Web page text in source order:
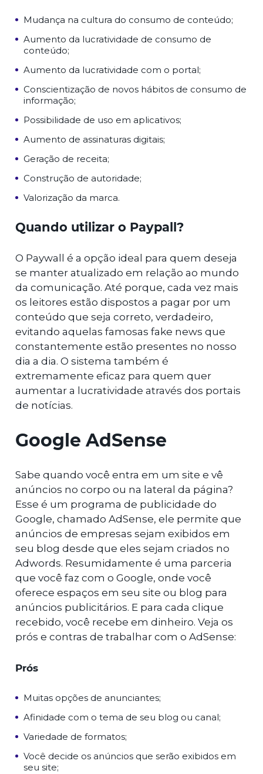
Mudança na cultura do consumo de conteúdo;
Aumento da lucratividade de consumo de
conteúdo;
Aumento da lucratividade com o portal;
Conscientização de novos hábitos de consumo de
informação;
Possibilidade de uso em aplicativos;
Aumento de assinaturas digitais;
Geração de receita;
Construção de autoridade;
Valorização da marca.
Quando utilizar o Paypall?
O Paywall é a opção ideal para quem deseja
se manter atualizado em relação ao mundo
da comunicação. Até porque, cada vez mais
os leitores estão dispostos a pagar por um
conteúdo que seja correto, verdadeiro,
evitando aquelas famosas fake news que
constantemente estão presentes no nosso
dia a dia. O sistema também é
extremamente eficaz para quem quer
aumentar a lucratividade através dos portais
de notícias.
Google AdSense
Sabe quando você entra em um site e vê
anúncios no corpo ou na lateral da página?
Esse é um programa de publicidade do
Google, chamado AdSense, ele permite que
anúncios de empresas sejam exibidos em
seu blog desde que eles sejam criados no
Adwords. Resumidamente é uma parceria
que você faz com o Google, onde você
oferece espaços em seu site ou blog para
anúncios publicitários. E para cada clique
recebido, você recebe em dinheiro. Veja os
prós e contras de trabalhar com o AdSense:
Prós
Muitas opções de anunciantes;
Afinidade com o tema de seu blog ou canal;
Variedade de formatos;
Você decide os anúncios que serão exibidos em
seu site;